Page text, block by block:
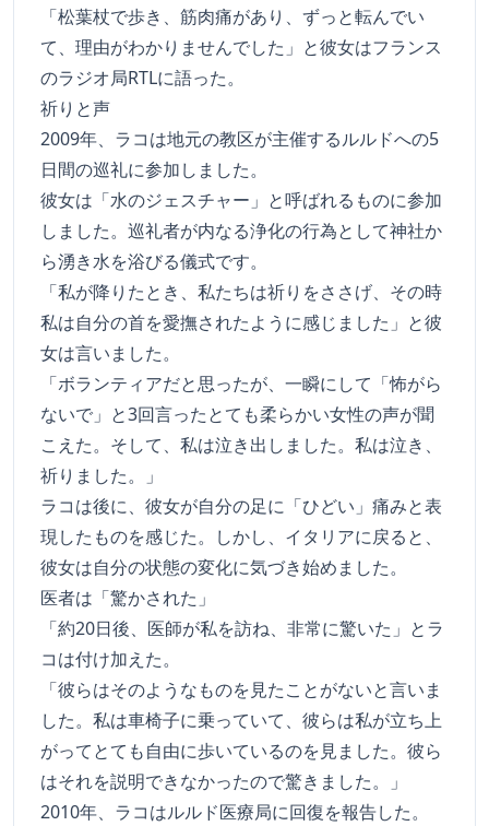
「松葉杖で歩き、筋肉痛があり、ずっと転んでい
て、理由がわかりませんでした」と彼女はフランス
のラジオ局RTLに語った。
祈りと声
2009年、ラコは地元の教区が主催するルルドへの5
日間の巡礼に参加しました。
彼女は「水のジェスチャー」と呼ばれるものに参加
しました。巡礼者が内なる浄化の行為として神社か
ら湧き水を浴びる儀式です。
「私が降りたとき、私たちは祈りをささげ、その時
私は自分の首を愛撫されたように感じました」と彼
女は言いました。
「ボランティアだと思ったが、一瞬にして「怖がら
ないで」と3回言ったとても柔らかい女性の声が聞
こえた。そして、私は泣き出しました。私は泣き、
祈りました。」
ラコは後に、彼女が自分の足に「ひどい」痛みと表
現したものを感じた。しかし、イタリアに戻ると、
彼女は自分の状態の変化に気づき始めました。
医者は「驚かされた」
「約20日後、医師が私を訪ね、非常に驚いた」とラ
コは付け加えた。
「彼らはそのようなものを見たことがないと言いま
した。私は車椅子に乗っていて、彼らは私が立ち上
がってとても自由に歩いているのを見ました。彼ら
はそれを説明できなかったので驚きました。」
2010年、ラコはルルド医療局に回復を報告した。